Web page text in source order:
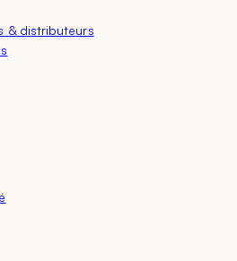
& distributeurs